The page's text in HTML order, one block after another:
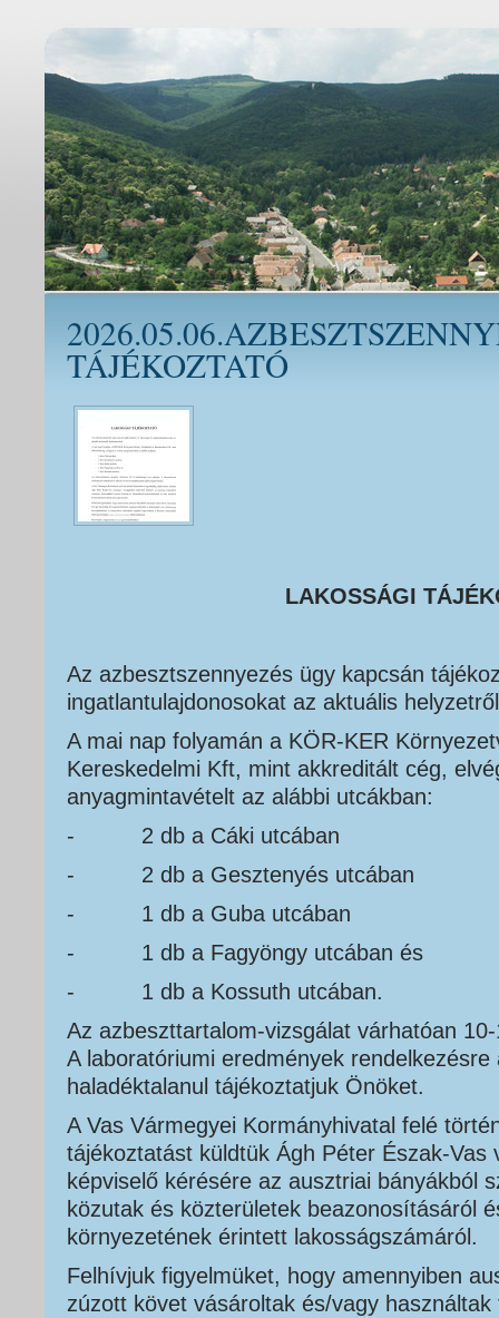
TÁJÉKOZTATÓ
LAKOSSÁGI
Az azbesztszennyezés ügy kapcsán
ingatlantulajdonosokat az aktuális
A mai nap folyamán a KÖR-KER
Kereskedelmi Kft, mint akkreditált cég,
anyagmintavételt az alábbi utcákban:
- 2 db a Cáki utcában
- 2 db a Gesztenyés utcában
- 1 db a Guba utcában
- 1 db a Fagyöngy utcában és
- 1 db a Kossuth utcában.
Az azbeszttartalom-vizsgálat várhatóan
A laboratóriumi eredmények rendelkezésre
haladéktalanul tájékoztatjuk Önöket.
A Vas Vármegyei Kormányhivatal felé
tájékoztatást küldtük Ágh Péter Észak-Vas
képviselő kérésére az ausztriai bányákból
közutak és közterületek beazonosításáról
környezetének érintett lakosságszámáról.
Felhívjuk figyelmüket, hogy amennyiben
zúzott követ vásároltak és/vagy